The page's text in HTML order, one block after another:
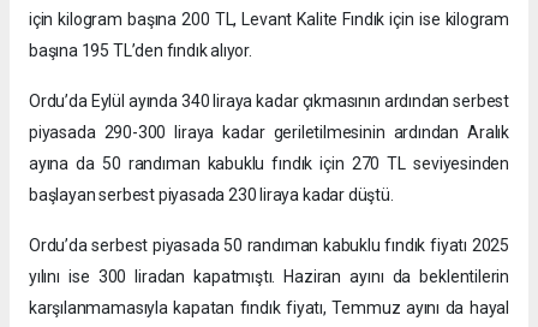
için kilogram başına 200 TL, Levant Kalite Fındık için ise kilogram
başına 195 TL’den fındık alıyor.
Ordu’da Eylül ayında 340 liraya kadar çıkmasının ardından serbest
piyasada 290-300 liraya kadar geriletilmesinin ardından Aralık
ayına da 50 randıman kabuklu fındık için 270 TL seviyesinden
başlayan serbest piyasada 230 liraya kadar düştü.
Ordu’da serbest piyasada 50 randıman kabuklu fındık fiyatı 2025
yılını ise 300 liradan kapatmıştı. Haziran ayını da beklentilerin
karşılanmamasıyla kapatan fındık fiyatı, Temmuz ayını da hayal